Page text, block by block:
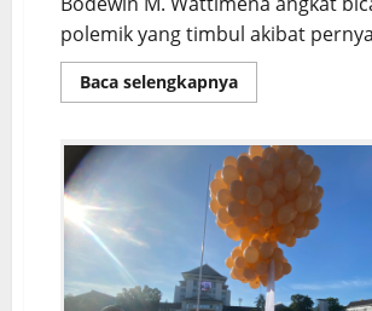
polemik yang timbul akibat
Baca selengkapnya